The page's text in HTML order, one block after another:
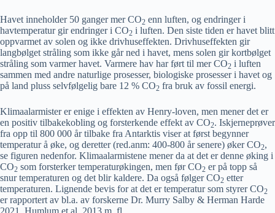
Havet inneholder 50 ganger mer CO2 enn luften, og endringer i
havtemperatur gir endringer i CO2 i luften. Den siste tiden er havet blitt
oppvarmet av solen og ikke drivhuseffekten. Drivhuseffekten gir
langbølget stråling som ikke går ned i havet, mens solen gir kortbølget
stråling som varmer havet. Varmere hav har ført til mer CO2 i luften
sammen med andre naturlige prosesser, biologiske prosesser i havet og
på land pluss selvfølgelig bare 12 % CO2 fra bruk av fossil energi.
Klimaalarmister er enige i effekten av Henry-loven, men mener det er
en positiv tilbakekobling og forsterkende effekt av CO2. Iskjerneprøver
fra opp til 800 000 år tilbake fra Antarktis viser at først begynner
temperatur å øke, og deretter (red.anm: 400-800 år senere) øker CO2,
se figuren nedenfor. Klimaalarmistene mener da at det er denne øking i
CO2 som forsterker temperaturøkingen, men før CO2 er på topp så
snur temperaturen og det blir kaldere. Da også følger CO2 etter
temperaturen. Lignende bevis for at det er temperatur som styrer CO2
er rapportert av bl.a. av forskerne Dr. Murry Salby & Herman Harde